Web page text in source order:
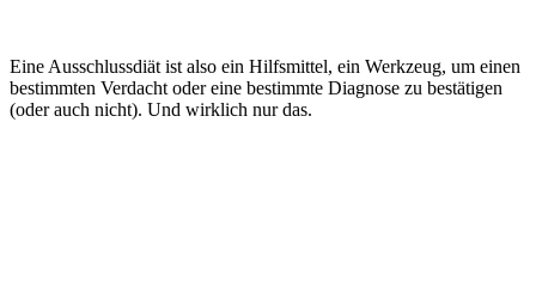
Eine Ausschlussdiät ist also ein Hilfsmittel, ein Werkzeug, um einen
bestimmten Verdacht oder eine bestimmte Diagnose zu bestätigen
(oder auch nicht). Und wirklich nur das.